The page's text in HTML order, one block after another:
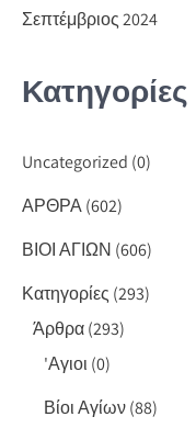
Σεπτέμβριος 2024
Κατηγορίες
Uncategorized (0)
ΑΡΘΡΑ(602)
ΒΙΟΙ ΑΓΙΩΝ (606)
Κατηγορίες (293)
Άρθρα(293)
'Αγιοι (0)
Βίοι Αγίων(88)